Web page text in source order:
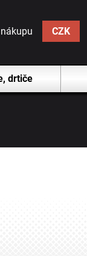
CZK
drtiče